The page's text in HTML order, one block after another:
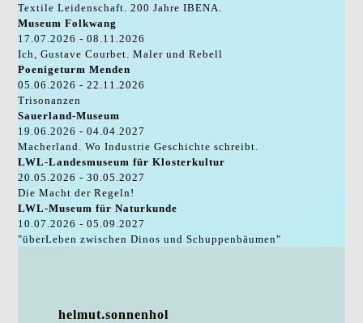
Textile Leidenschaft. 200 Jahre IBENA.
Museum Folkwang
17.07.2026 - 08.11.2026
Ich, Gustave Courbet. Maler und Rebell
Poenigeturm Menden
05.06.2026 - 22.11.2026
Trisonanzen
Sauerland-Museum
19.06.2026 - 04.04.2027
Macherland. Wo Industrie Geschichte schreibt.
LWL-Landesmuseum für Klosterkultur
20.05.2026 - 30.05.2027
Die Macht der Regeln!
LWL-Museum für Naturkunde
10.07.2026 - 05.09.2027
"überLeben zwischen Dinos und Schuppenbäumen"
helmut.sonnenhol